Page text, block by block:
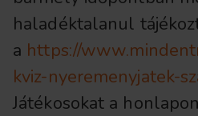
haladéktalanul
a https://
kviz-nyeremenyjatek-
Játékosokat a